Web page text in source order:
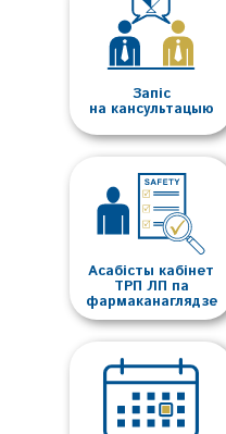
Запіс
на кансультацыю
Асабісты кабінет
ТРП ЛП па
фармаканаглядзе